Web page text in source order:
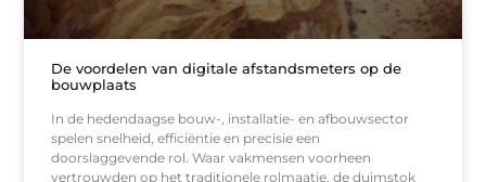
De voordelen van digitale afstandsmeters op de
bouwplaats
In de hedendaagse bouw-, installatie- en afbouwsector
spelen snelheid, efficiëntie en precisie een
doorslaggevende rol. Waar vakmensen voorheen
vertrouwden op het traditionele rolmaatje, de duimstok